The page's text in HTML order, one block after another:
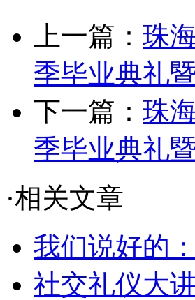
上一篇： 珠
季毕业典礼
下一篇： 珠
季毕业典礼
·相关文章
我们说好的
社交礼仪大